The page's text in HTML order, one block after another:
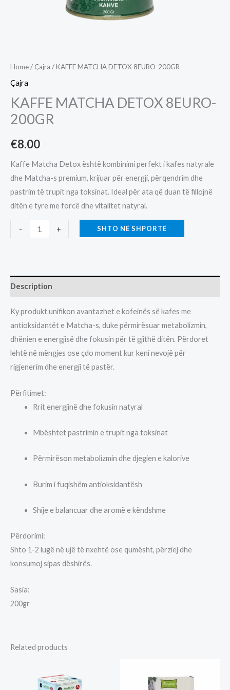
Home/ Çajra / KAFFE MATCHA DETOX 8EURO-200GR
Çajra
KAFFE MATCHA DETOX 8EURO-
200GR
€8.00
Kaffe Matcha Detox është kombinimi perfekt i kafes natyrale
dhe Matcha-s premium, krijuar për energji, përqendrim dhe
pastrim të trupit nga toksinat. Ideal për ata që duan të fillojnë
ditën e tyre me forcë dhe vitalitet natyral.
-
MATCHA
200GR
+ SHTO NË SHPORTË
Description
Ky produkt unifikon avantazhet e kofeinës së kafes me
antioksidantët e Matcha-s, duke përmirësuar metabolizmin,
dhënien e energjisë dhe fokusin për të gjithë ditën. Përdoret
lehtë në mëngjes ose çdo moment kur keni nevojë për
rigjenerim dhe energji të pastër.
Përfitimet:
Rrit energjinë dhe fokusin natyral
Mbështet pastrimin e trupit nga toksinat
Përmirëson metabolizmin dhe djegien e kalorive
Burim i fuqishëm antioksidantësh
Shije e balancuar dhe aromë e këndshme
Përdorimi:
Shto 1-2 lugë në ujë të nxehtë ose qumësht, përziej dhe
konsumoj sipas dëshirës.
Sasia:
200gr
Related products